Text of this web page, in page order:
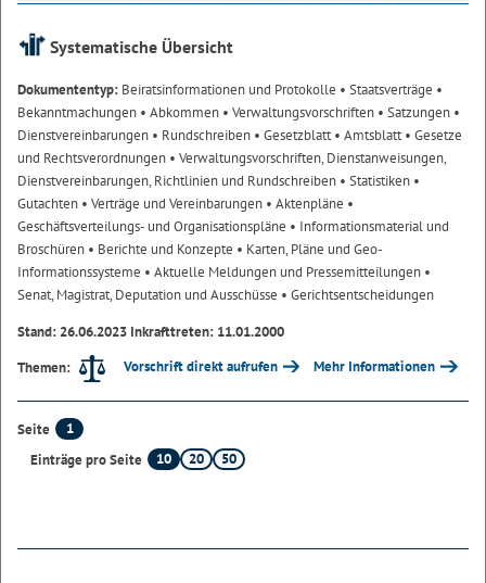
Systematische Übersicht
Dokumententyp: Beiratsinformationen und Protokolle • Staatsverträge •
Bekanntmachungen • Abkommen • Verwaltungsvorschriften • Satzungen •
Dienstvereinbarungen • Rundschreiben • Gesetzblatt• Amtsblatt• Gesetze
und Rechtsverordnungen • Verwaltungsvorschriften, Dienstanweisungen,
Dienstvereinbarungen, Richtlinien und Rundschreiben • Statistiken •
Gutachten • Verträge und Vereinbarungen • Aktenpläne •
Geschäftsverteilungs- und Organisationspläne • Informationsmaterial und
Broschüren • Berichte und Konzepte • Karten, Pläne und Geo-
Informationssysteme • Aktuelle Meldungen und Pressemitteilungen •
Senat, Magistrat, Deputation und Ausschüsse • Gerichtsentscheidungen
Stand: 26.06.2023 Inkrafttreten: 11.01.2000
Themen:
Vorschrift direkt aufrufen Mehr Informationen
Seite
1
Einträge pro Seite
10 20 50